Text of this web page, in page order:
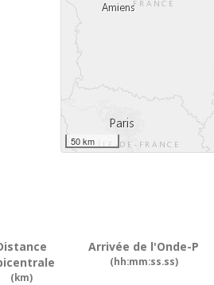
50 km
(km)
Arrivée de l'Onde-P
(hh:mm:ss.ss)